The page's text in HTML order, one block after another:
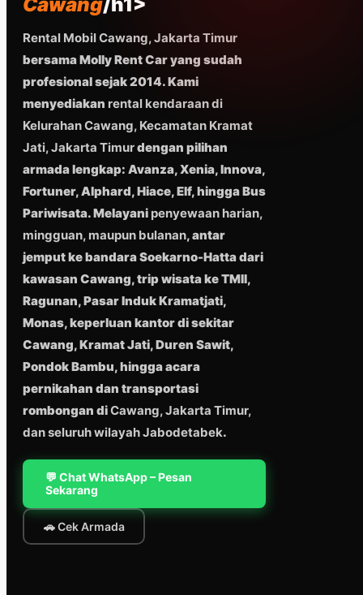
Rental Mobil Cawang, Jakarta Timur
bersama Molly Rent Car yang sudah
profesional sejak 2014. Kami
menyediakan rental kendaraan di
Kelurahan Cawang, Kecamatan Kramat
Jati, Jakarta Timurdengan pilihan
armada lengkap: Avanza, Xenia, Innova,
Fortuner, Alphard, Hiace, Elf, hingga Bus
Pariwisata. Melayani penyewaan harian,
mingguan, maupun bulanan, antar
jemput ke bandara Soekarno-Hatta dari
kawasan Cawang, trip wisata ke TMII,
Ragunan, Pasar Induk Kramatjati,
Monas, keperluan kantor di sekitar
Cawang, Kramat Jati, Duren Sawit,
Pondok Bambu, hingga acara
pernikahan dan transportasi
rombongan diCawang, Jakarta Timur,
dan seluruh wilayah Jabodetabek.
💬 Chat WhatsApp – Pesan
Sekarang
🚗 Cek Armada